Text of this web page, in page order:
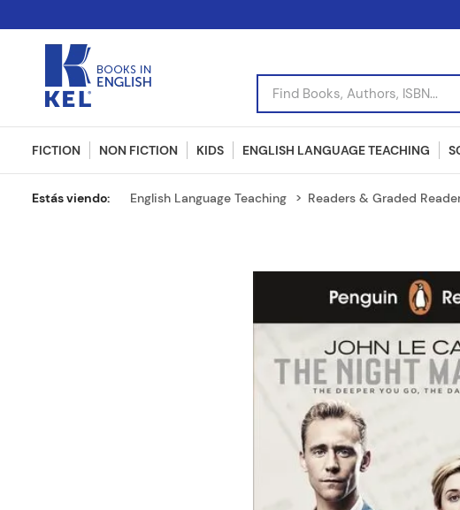
Find Books, Authors, ISBN...
FICTION NON FICTION KIDS ENGLISH LANGUAGE TEACHING
English Language Teaching Readers & Graded